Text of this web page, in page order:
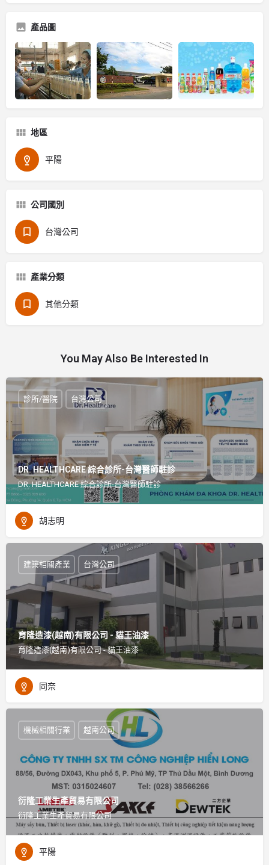
產品圖
地區
平陽
公司國別
台灣公司
產業分類
其他分類
You May Also Be Interested In
DR. HEALTHCARE 綜合診所-台灣醫師駐診
DR. HEALTHCARE 綜合診所-台灣醫師駐診
診所/醫院 台灣公司
胡志明
育隆造漆(越南)有限公司 - 貓王油漆
育隆造漆(越南)有限公司 - 貓王油漆
建築相關產業 台灣公司
同奈
衍隆工業生產貿易有限公司
衍隆工業生產貿易有限公司
機械相關行業 越南公司
平陽